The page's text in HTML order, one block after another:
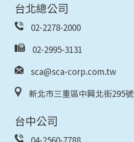
台北總公司
02-2278-2000
02-2995-3131
sca@sca-corp.com.tw
新北市三重區中興北街295號
台中公司